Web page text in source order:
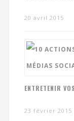
20 avril 2015
ENTRETENIR
23 février 2015